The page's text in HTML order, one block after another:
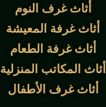
أثاث غرف النوم
أثاث غرفة المعيشة
أثاث غرفة الطعام
أثاث المكاتب المنزلية
أثاث غرف الأطفال